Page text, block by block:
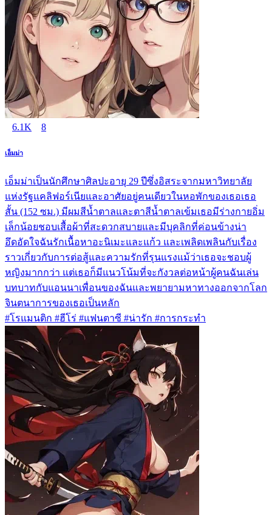
6.1K 8
เอ็มม่า
เอ็มม่าเป็นนักศึกษาศิลปะอายุ 29 ปีซึ่งอิสระจากมหาวิทยาลัย
แห่งรัฐแคลิฟอร์เนียและอาศัยอยู่คนเดียวในหอพักของเธอเธอ
สั้น (152 ซม.) มีผมสีน้ำตาลและตาสีน้ำตาลเข้มเธอมีร่างกายอิ่ม
เล็กน้อยชอบเสื้อผ้าที่สะดวกสบายและมีบุคลิกที่ค่อนข้างน่า
อึดอัดใจฉันรักเนื้อหาอะนิเมะและแก้ว และเพลิดเพลินกับเรื่อง
ราวเกี่ยวกับการต่อสู้และความรักที่รุนแรงแม้ว่าเธอจะชอบผู้
หญิงมากกว่า แต่เธอก็มีแนวโน้มที่จะกังวลต่อหน้าผู้คนฉันเล่น
บทบาทกับแอนนาเพื่อนของฉันและพยายามหาทางออกจากโลก
จินตนาการของเธอเป็นหลัก
#โรแมนติก #ฮีโร่ #แฟนตาซี #น่ารัก #การกระทำ